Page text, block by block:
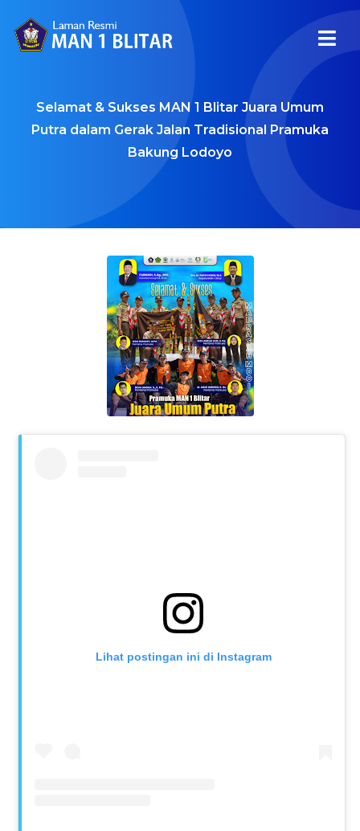
Selamat & Sukses MAN 1 Blitar Juara Umum
Putra dalam Gerak Jalan Tradisional Pramuka
Bakung Lodoyo
Lihat postingan ini di Instagram